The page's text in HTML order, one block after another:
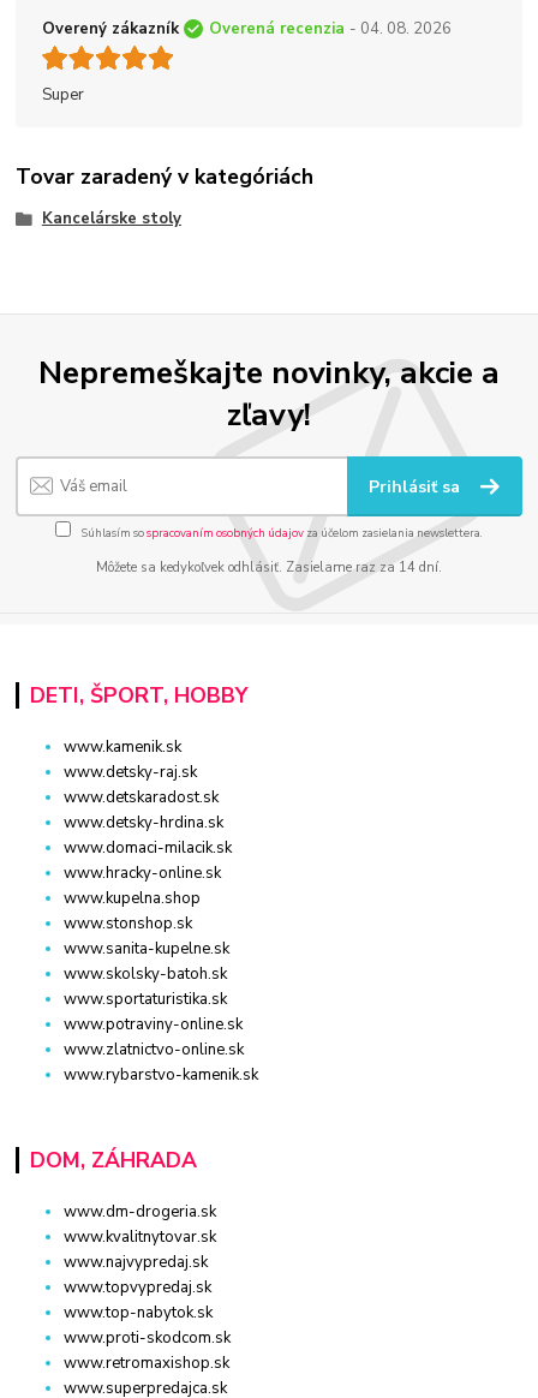
Overený zákazník Overená recenzia - 04. 08. 2026
Super
Tovar zaradený v kategóriách
Kancelárske stoly
Nepremeškajte novinky, akcie a
zľavy!
Prihlásiť sa
Súhlasím sospracovaním osobných údajov za účelom zasielania newslettera.
Môžete sa kedykoľvek odhlásiť. Zasielame raz za 14 dní.
DETI, ŠPORT, HOBBY
www.kamenik.sk
www.detsky-raj.sk
www.detskaradost.sk
www.detsky-hrdina.sk
www.domaci-milacik.sk
www.hracky-online.sk
www.kupelna.shop
www.stonshop.sk
www.sanita-kupelne.sk
www.skolsky-batoh.sk
www.sportaturistika.sk
www.potraviny-online.sk
www.zlatnictvo-online.sk
www.rybarstvo-kamenik.sk
DOM, ZÁHRADA
www.dm-drogeria.sk
www.kvalitnytovar.sk
www.najvypredaj.sk
www.topvypredaj.sk
www.top-nabytok.sk
www.proti-skodcom.sk
www.retromaxishop.sk
www.superpredajca.sk